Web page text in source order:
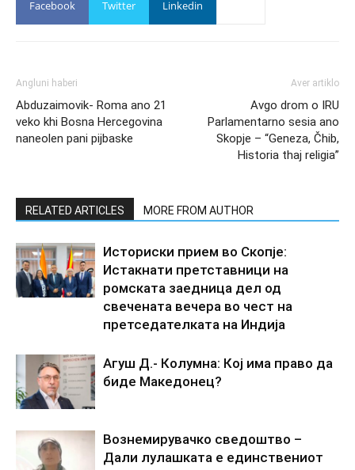
Facebook Twitter Linkedin
Angluni haberi
Abduzaimovik- Roma ano 21
veko khi Bosna Hercegovina
naneolen pani pijbaske
Aver artiklo
Avgo drom o IRU
Parlamentarno sesia ano
Skopje – “Geneza, Čhib,
Historia thaj religia”
RELATED ARTICLES MORE FROM AUTHOR
Историски прием во Скопје:
Истакнати претставници на
ромската заедница дел од
свечената вечера во чест на
претседателката на Индија
Агуш Д.- Колумна: Кој има право да
биде Македонец?
Вознемирувачко сведоштво –
Дали лулашката е единствениот